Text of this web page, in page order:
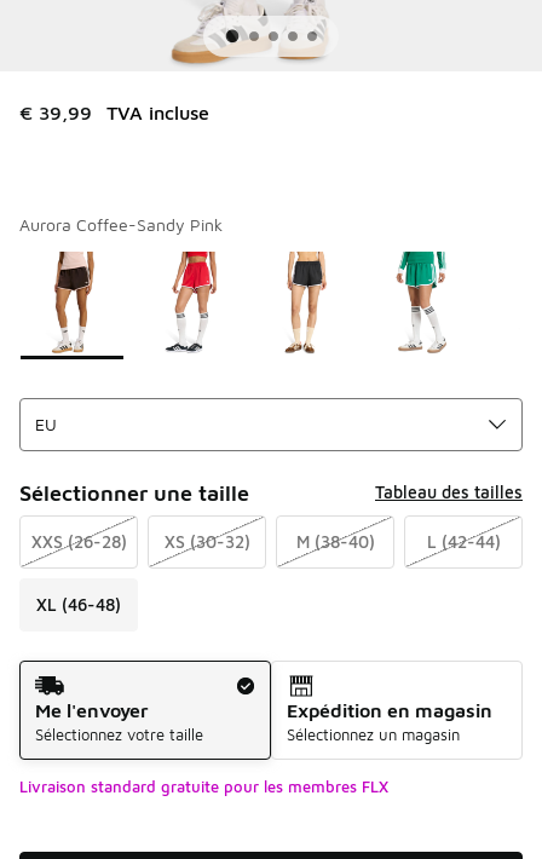
€ 39,99 TVA incluse
Aurora Coffee-Sandy Pink
Page 1 sur 1 affichant 1 à 5 des 5 couleurs.
Merci de sélectionner un style *
Sélectionner une taille Tableau des tailles
XXS (26-28) XS (30-32) M (38-40) L (42-44)
XL (46-48)
Mode d'expédition
Me l'envoyer
Sélectionnez votre taille
Expédition en magasin
Sélectionnez un magasin
Livraison standard gratuite pour les membres FLX